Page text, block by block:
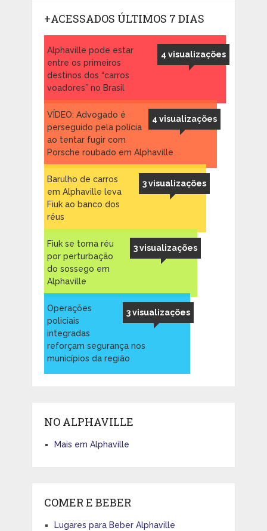
+ACESSADOS ÚLTIMOS 7 DIAS
4 visualizações
Alphaville pode estar
entre os primeiros
destinos dos “carros
voadores” no Brasil
4 visualizações
VÍDEO: Advogado é
perseguido pela polícia
ao tentar fugir com
Porsche roubado em Alphaville
3 visualizações
Barulho de carros
em Alphaville leva
Fiuk ao banco dos
réus
3 visualizações
Fiuk se torna réu
por perturbação
do sossego em
Alphaville
3 visualizações
Operações
policiais
integradas
reforçam segurança nos
municípios da região
NO ALPHAVILLE
Mais em Alphaville
COMER E BEBER
Lugares para Beber Alphaville